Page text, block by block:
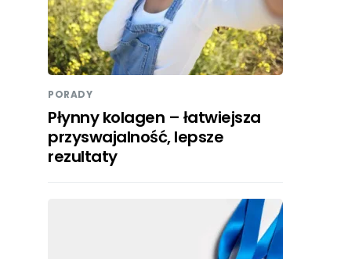
PORADY
Płynny kolagen – łatwiejsza
przyswajalność, lepsze
rezultaty